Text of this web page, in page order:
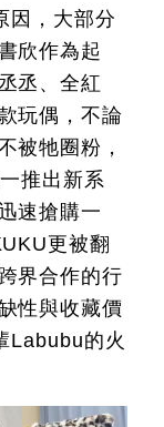
因，大部分
欣作為起
丞、全紅
玩偶，不論
被牠圈粉，
推出新系
速搶購一
更被翻
界合作的行
性與收藏價
Labubu的火